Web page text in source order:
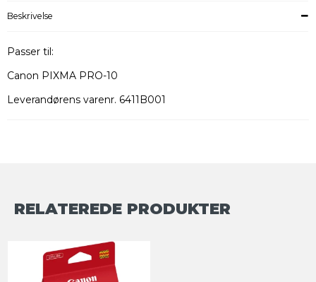
Beskrivelse
Passer til:
Canon PIXMA PRO-10
Leverandørens varenr. 6411B001
RELATEREDE PRODUKTER